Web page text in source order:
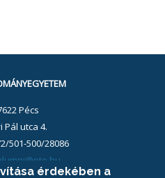
Pécs
Pál utca 4.
501-500/28086
érdekében a